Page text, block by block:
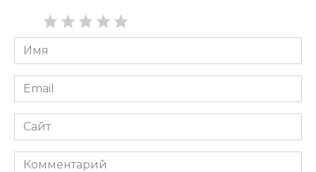
Имя
*
Email
*
Сайт
Комментарий